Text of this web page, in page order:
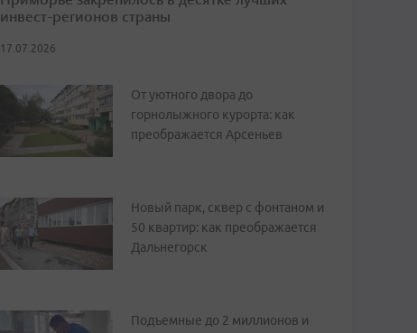
инвест-регионов страны
17.07.2026
От уютного двора до
горнолыжного курорта: как
преображается Арсеньев
Новый парк, сквер с фонтаном и
50 квартир: как преображается
Дальнегорск
Подъемные до 2 миллионов и